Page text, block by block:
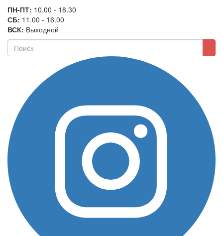
ПН-ПТ: 10.00 - 18.30
СБ: 11.00 - 16.00
ВСК: Выходной